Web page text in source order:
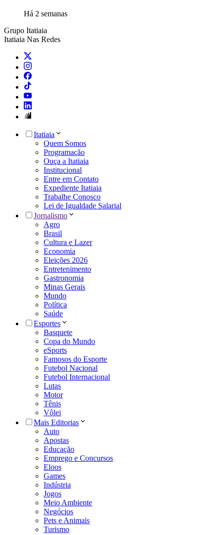
Há 2 semanas
Grupo Itatiaia
Itatiaia Nas Redes
Itatiaia
Quem Somos
Programação
Ouça a Itatiaia
Institucional
Entre em Contato
Expediente Itatiaia
Trabalhe Conosco
Lei de Igualdade Salarial
Jornalismo
Agro
Brasil
Cultura e Lazer
Economia
Eleições 2026
Entretenimento
Gastronomia
Minas Gerais
Mundo
Política
Saúde
Esportes
Basquete
Copa do Mundo
eSports
Famosos do Esporte
Futebol Nacional
Futebol Internacional
Lutas
Motor
Tênis
Vôlei
Mais Editorias
Auto
Apostas
Educação
Emprego e Concursos
Eloos
Games
Indústria
Jogos
Meio Ambiente
Negócios
Pets e Animais
Turismo